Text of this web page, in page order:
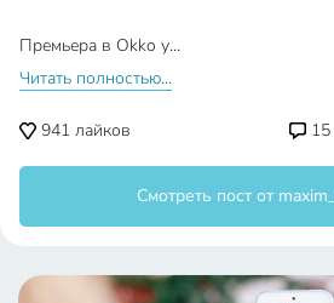
Премьера в Okko у…
Читать полностью...
941 лайков 15
Смотреть пост от